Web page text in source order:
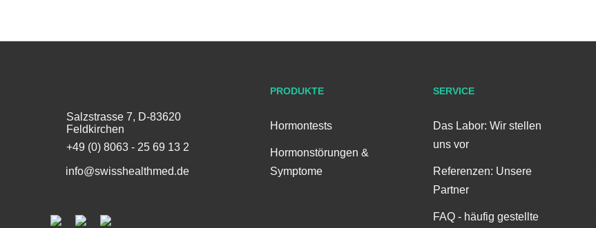
Salzstrasse 7, D-83620
Feldkirchen
+49 (0) 8063 - 25 69 13 2
info@swisshealthmed.de
PRODUKTE
Hormontests
Hormonstörungen &
Symptome
SERVICE
Das Labor: Wir stellen
uns vor
Referenzen: Unsere
Partner
FAQ - häufig gestellte